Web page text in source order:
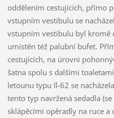
oddělením cestujících, přímo
vstupním vestibulu se
vstupním vestibulu byl kromě
umístěn též palubní bufet.
cestujících, na úrovni
šatna spolu s dalšími
letounu typu Il-62 se
tento typ navržená sedadla
sklápěcími opěradly na ruce